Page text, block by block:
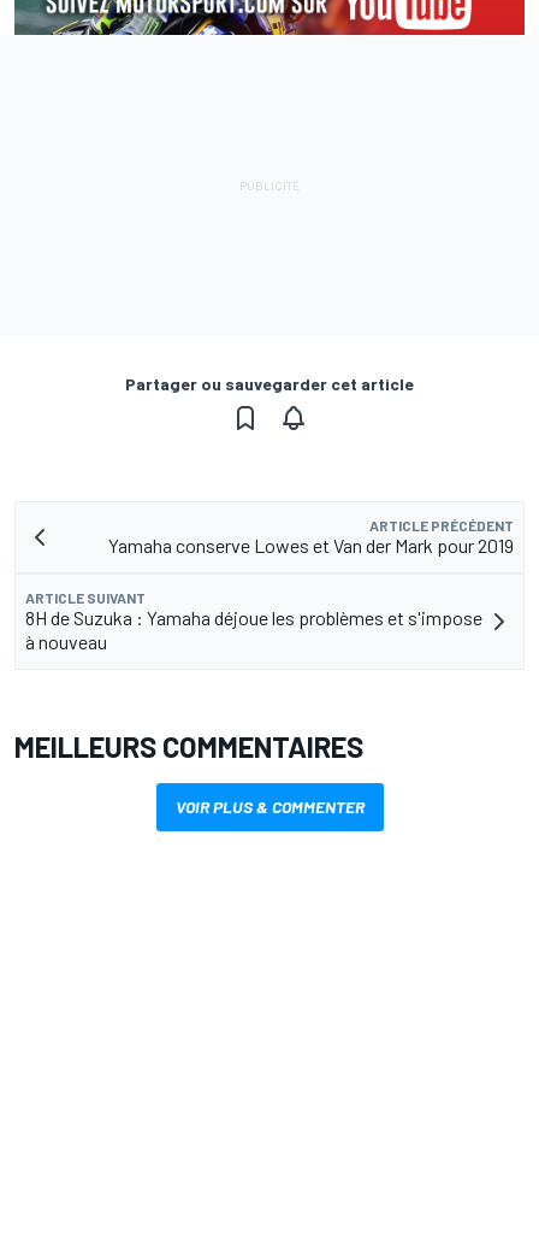
Partager ou sauvegarder cet article
ARTICLE PRÉCÉDENT
Yamaha conserve Lowes et Van der Mark pour 2019
ARTICLE SUIVANT
8H de Suzuka : Yamaha déjoue les problèmes et s'impose
à nouveau
MEILLEURS COMMENTAIRES
VOIR PLUS & COMMENTER